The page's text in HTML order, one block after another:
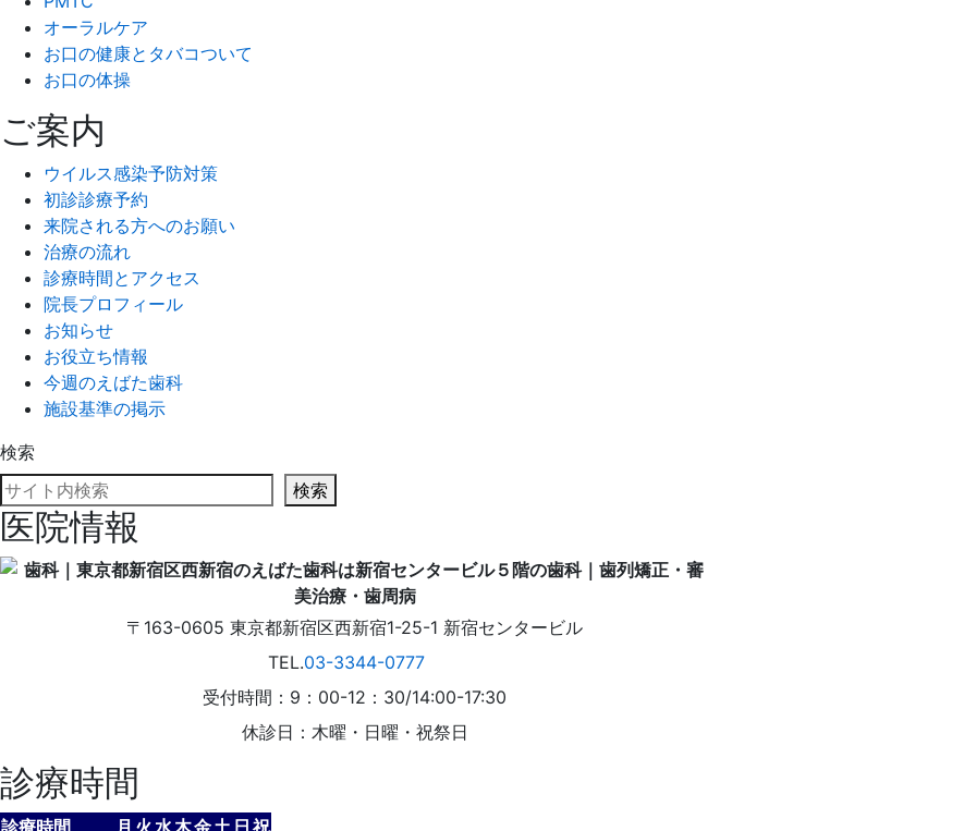
送
り
オーラルケア
お口の健康とタバコついて
お口の体操
ご案内
ウイルス感染予防対策
初診診療予約
来院される方へのお願い
治療の流れ
診療時間とアクセス
院長プロフィール
お知らせ
お役立ち情報
今週のえばた歯科
施設基準の掲示
検索
検索
医院情報
〒163-0605東京都新宿区西新宿1-25-1 新宿センタービル
TEL.03-3344-0777
受付時間：9：00-12：30/14:00-17:30
休診日：木曜・日曜・祝祭日
診療時間